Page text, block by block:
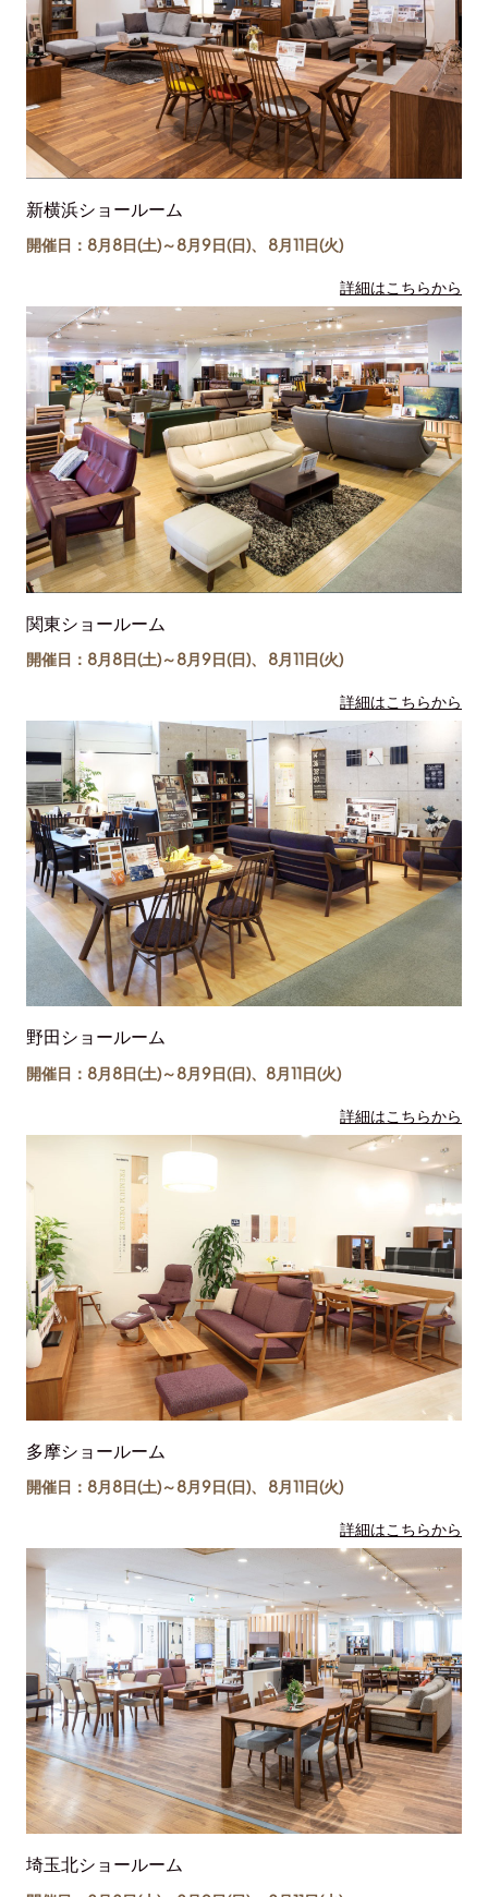
新横浜ショールーム
開催日：8月8日(土)～8月9日(日)、 8月11日(火)
詳細はこちらから
関東ショールーム
開催日：8月8日(土)～8月9日(日)、 8月11日(火)
詳細はこちらから
野田ショールーム
開催日：8月8日(土)～8月9日(日)、 8月11日(火)
詳細はこちらから
多摩ショールーム
開催日：8月8日(土)～8月9日(日)、 8月11日(火)
詳細はこちらから
埼玉北ショールーム